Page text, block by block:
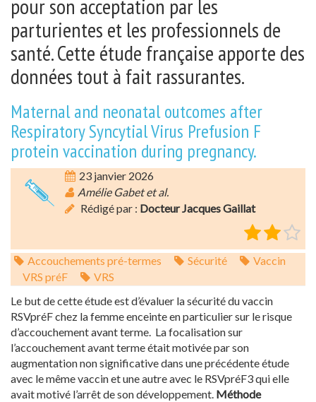
pour son acceptation par les
parturientes et les professionnels de
santé. Cette étude française apporte des
données tout à fait rassurantes.
Maternal and neonatal outcomes after
Respiratory Syncytial Virus Prefusion F
protein vaccination during pregnancy.
23 janvier 2026
Amélie Gabet et al.
Rédigé par : Docteur Jacques Gaillat
Accouchements pré-termes Sécurité
Vaccin
VRS préF
VRS
Le but de cette étude est d’évaluer la sécurité du vaccin
RSVpréF chez la femme enceinte en particulier sur le risque
d’accouchement avant terme. La focalisation sur
l’accouchement avant terme était motivée par son
augmentation non significative dans une précédente étude
avec le même vaccin et une autre avec le RSVpréF3 qui elle
avait motivé l’arrêt de son développement. Méthode